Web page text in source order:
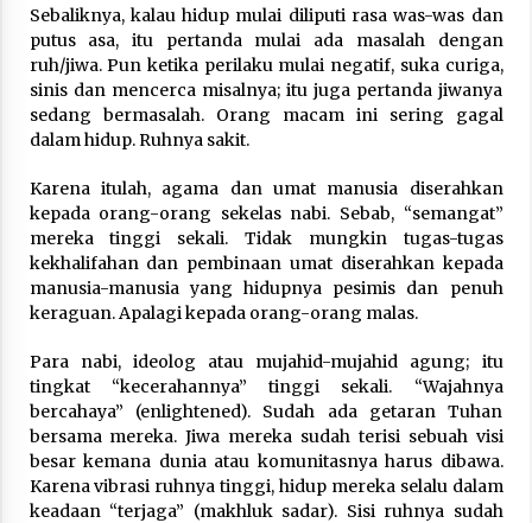
Manajemen “Qaddamat Lighad”: Menjadi
Manusia Visioner dan Beretika
3 months ago
Takut Mati
3 months ago
Said Muniruddin Latih Mental dan Spiritual 80
Siswa YPHC
3 months ago
untuk 179 Guru Diniyah Disdikbud Kota Banda
Aceh
4 months ago
SELVi: Sebuah Model Motivasi dalam
Kepemimpinan Bisnis
4 months ago
Sebaliknya, kalau hidup mulai diliputi rasa was-was dan
putus asa, itu pertanda mulai ada masalah dengan
ruh/jiwa. Pun ketika perilaku mulai negatif, suka curiga,
sinis dan mencerca misalnya; itu juga pertanda jiwanya
sedang bermasalah. Orang macam ini sering gagal
dalam hidup. Ruhnya sakit.
Karena itulah, agama dan umat manusia diserahkan
kepada orang-orang sekelas nabi. Sebab, “semangat”
mereka tinggi sekali. Tidak mungkin tugas-tugas
kekhalifahan dan pembinaan umat diserahkan kepada
manusia-manusia yang hidupnya pesimis dan penuh
keraguan. Apalagi kepada orang-orang malas.
Para nabi, ideolog atau mujahid-mujahid agung; itu
tingkat “kecerahannya” tinggi sekali. “Wajahnya
bercahaya” (enlightened). Sudah ada getaran Tuhan
bersama mereka. Jiwa mereka sudah terisi sebuah visi
besar kemana dunia atau komunitasnya harus dibawa.
Karena vibrasi ruhnya tinggi, hidup mereka selalu dalam
keadaan “terjaga” (makhluk sadar). Sisi ruhnya sudah